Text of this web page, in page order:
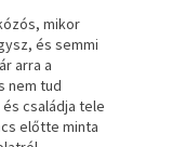
mikor
és semmi
arra a
nem tud
családja tele
előtte minta